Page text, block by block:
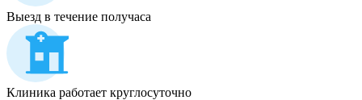
Выезд в течение получаса
Клиника работает круглосуточно